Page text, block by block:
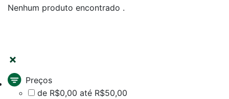
Nenhum produto encontrado .
Preços
de R$0,00 até R$50,00